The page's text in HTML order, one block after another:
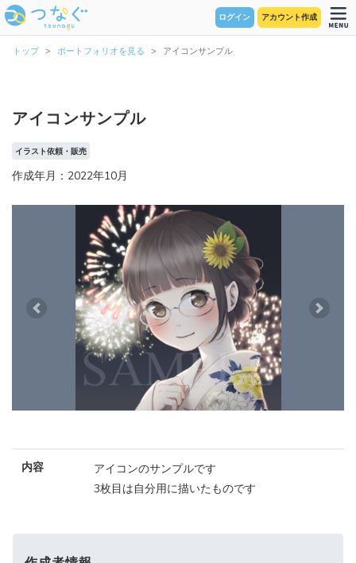
ログイン アカウント作成
トップ ポートフォリオを見る アイコンサンプル
アイコンサンプル
イラスト依頼・販売
作成年月：2022年10月
Previous Next
内容
アイコンのサンプルです
3枚目は自分用に描いたものです